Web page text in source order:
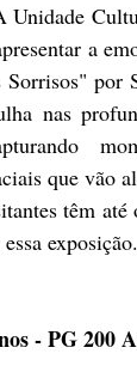
Unidade
a
Sorrisos" por
nas
que vão
têm
exposição.
- PG 200